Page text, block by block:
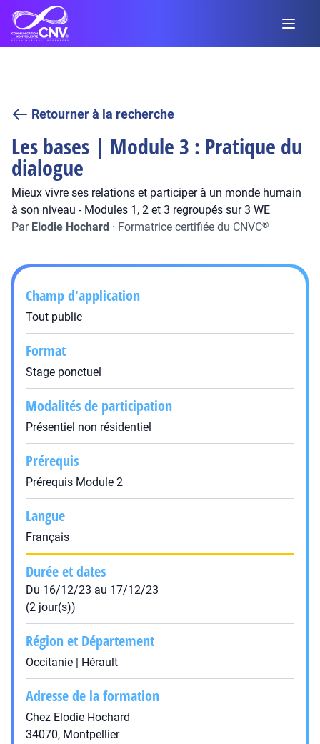
Retourner à la recherche
Les bases | Module 3 : Pratique du
dialogue
Mieux vivre ses relations et participer à un monde humain
à son niveau - Modules 1, 2 et 3 regroupés sur 3 WE
Par Elodie Hochard · Formatrice certifiée du CNVC®
Champ d'application
Tout public
Format
Stage ponctuel
Modalités de participation
Présentiel non résidentiel
Prérequis
Prérequis Module 2
Langue
Français
Durée et dates
Du 16/12/23 au 17/12/23
(2 jour(s))
Région et Département
Occitanie | Hérault
Adresse de la formation
Chez Elodie Hochard
34070, Montpellier